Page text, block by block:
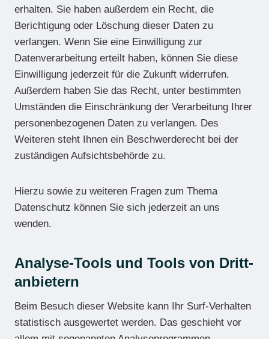
erhalten. Sie haben außerdem ein Recht, die
Berichtigung oder Löschung dieser Daten zu
verlangen. Wenn Sie eine Einwilligung zur
Datenverarbeitung erteilt haben, können Sie diese
Einwilligung jederzeit für die Zukunft widerrufen.
Außerdem haben Sie das Recht, unter bestimmten
Umständen die Einschränkung der Verarbeitung Ihrer
personenbezogenen Daten zu verlangen. Des
Weiteren steht Ihnen ein Beschwerderecht bei der
zuständigen Aufsichtsbehörde zu.
Hierzu sowie zu weiteren Fragen zum Thema
Datenschutz können Sie sich jederzeit an uns
wenden.
Analyse-Tools und Tools von Dritt­
anbietern
Beim Besuch dieser Website kann Ihr Surf-Verhalten
statistisch ausgewertet werden. Das geschieht vor